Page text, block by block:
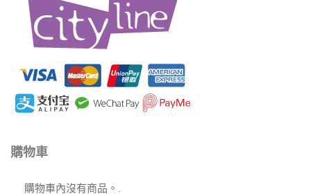
購物車
購物車內沒有商品。.